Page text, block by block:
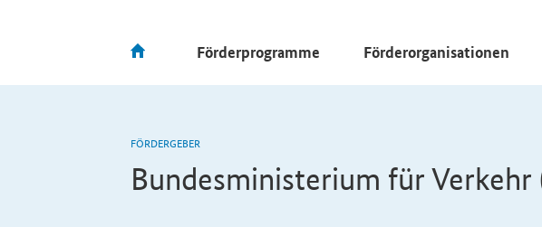
Förderprogramme Förderorganisationen
FÖRDERGEBER
Bundesministerium für Verkehr